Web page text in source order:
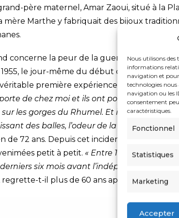
Nous utilisons des
informations
navigation et pour
technologies nous
navigation ou les
consentement
caractéristiques.
Fonctionnel
Statistiques
Marketing
Accepter
père maternel, Amar Zaoui, situé à la
mère Marthe y fabriquait des bijoux
concerne la peur de la guerre, qui a été
le jour-même du début de l’offensive
première expérience traumatisante
de chez moi et ils ont positionné des
les gorges du Rhumel. Et ils ont
des balles, l’odeur de la poudre m’a
de 72 ans. Depuis cet incident, il sortira
petit à petit. « Entre 1960 et 1962,
six mois avant l’indépendance de
regrette-t-il plus de 60 ans après.